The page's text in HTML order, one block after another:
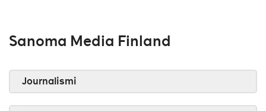
Sanoma Media Finland
Journalismi